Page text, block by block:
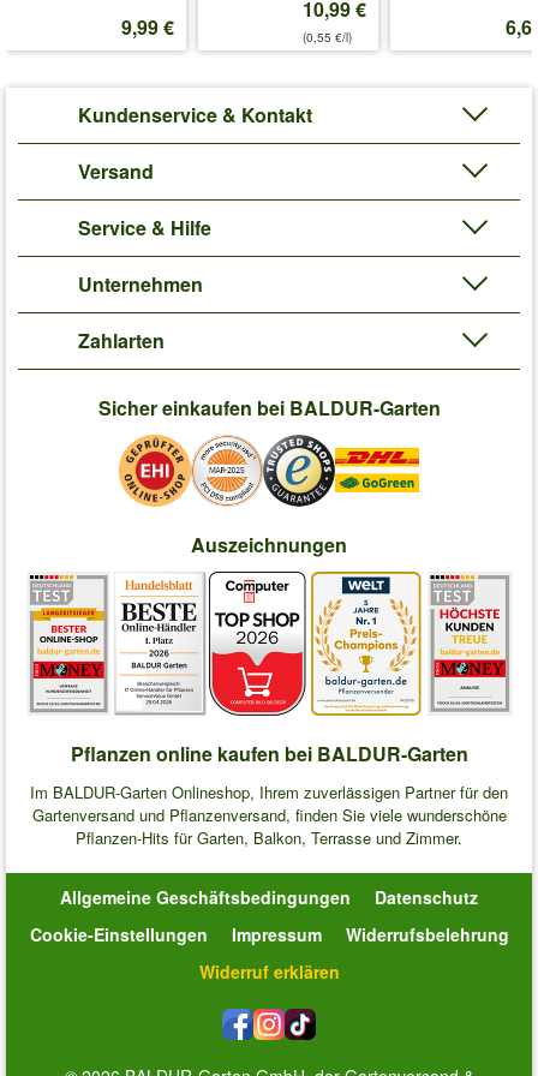
Krankheiten! (Lycopersicon esculentum)
Was ist veredelt?
Art.-Nr.:6387
Liefergröße:Ballengröße: 2,8 x 4,9 cm
'Veredelte Hänge-Tomate 'Cherry Falls' F1'
Pflege-Tipps
9,99 €
10,99 €
(0,55 €/l)
Kundenservice & Kontakt
Versand
Service & Hilfe
Unternehmen
Zahlarten
Sicher einkaufen bei BALDUR-Garten
Auszeichnungen
Pflanzen online kaufen bei BALDUR-Garten
Im BALDUR-Garten Onlineshop, Ihrem zuverlässigen Partner für den
Gartenversand und Pflanzenversand, finden Sie viele wunderschöne
Pflanzen-Hits für Garten, Balkon, Terrasse und Zimmer.
Allgemeine Geschäftsbedingungen
Datenschutz
Cookie-Einstellungen
Impressum
Widerrufsbelehrung
Widerruf erklären